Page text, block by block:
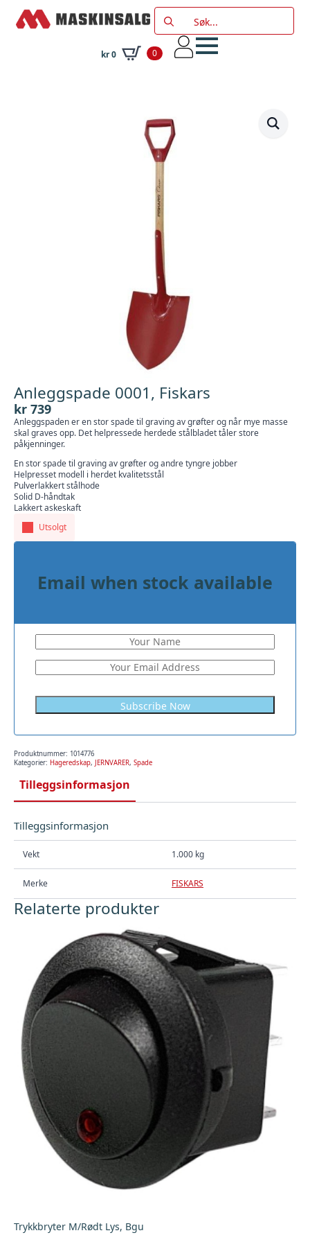
Search
for:
kr0 0
Anleggspade 0001, Fiskars
kr 739
Anleggspaden er en stor spade til graving av grøfter og når mye masse
skal graves opp. Det helpressede herdede stålbladet tåler store
påkjenninger.
En stor spade til graving av grøfter og andre tyngre jobber
Helpresset modell i herdet kvalitetsstål
Pulverlakkert stålhode
Solid D-håndtak
Lakkert askeskaft
Utsolgt
Email when stock available
Produktnummer: 1014776
Kategorier: Hageredskap, JERNVARER, Spade
Tilleggsinformasjon
Tilleggsinformasjon
Vekt 1.000 kg
Merke FISKARS
Relaterte produkter
Trykkbryter M/Rødt Lys, Bgu